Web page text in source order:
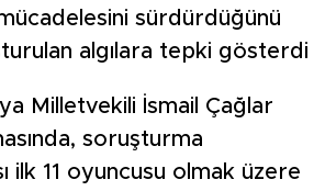
mücadelesini sürdürdüğünü
algılara tepki gösterdi
Milletvekili İsmail Çağlar
soruşturma
ilk 11 oyuncusu olmak üzere